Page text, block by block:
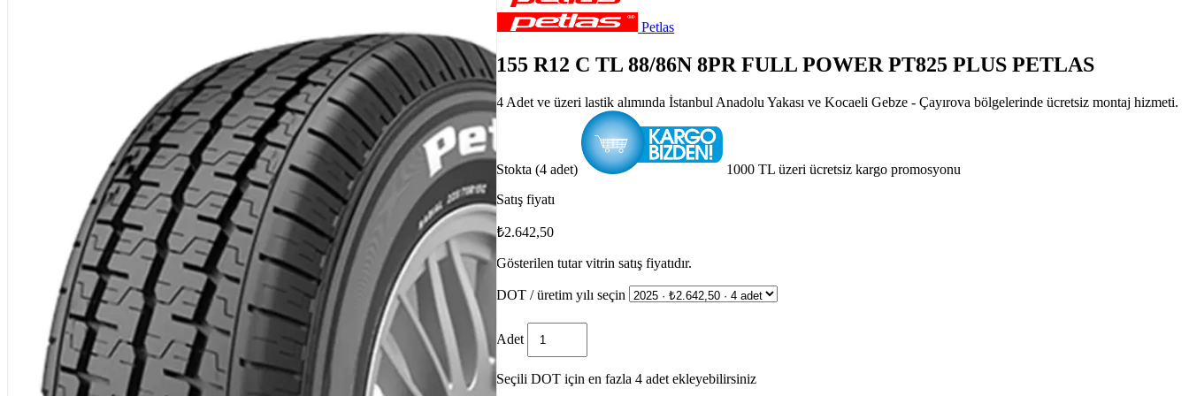
Petlas
155 R12 C TL 88/86N 8PR FULL POWER PT825 PLUS PETLAS
4 Adet ve üzeri lastik alımında İstanbul Anadolu Yakası ve Kocaeli Gebze - Çayırova bölgelerinde ücretsiz montaj hizmeti.
Stokta (4 adet)
1000 TL üzeri ücretsiz kargo promosyonu
Satış fiyatı
₺2.642,50
Gösterilen tutar vitrin satış fiyatıdır.
DOT / üretim yılı seçin
Adet
Seçili DOT için en fazla 4 adet ekleyebilirsiniz